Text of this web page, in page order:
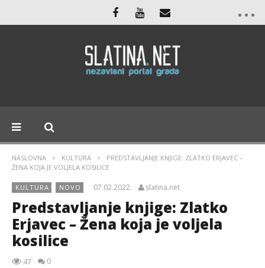
NASLOVNA KULTURA
PREDSTAVLJANJE KNJIGE: ZLATKO ERJAVEC –
ŽENA KOJA JE VOLJELA KOSILICE
KULTURA NOVO 07.02.2022. slatina.net
Predstavljanje knjige: Zlatko
Erjavec – Žena koja je voljela
kosilice
47 0